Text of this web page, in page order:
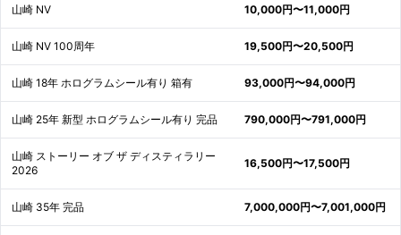
山崎 NV 10,000円〜11,000円
山崎 NV 100周年 19,500円〜20,500円
山崎 18年 ホログラムシール有り 箱有 93,000円〜94,000円
山崎 25年 新型 ホログラムシール有り 完品 790,000円〜791,000円
山崎 ストーリー オブ ザ ディスティラリー
2026
16,500円〜17,500円
山崎 35年 完品 7,000,000円〜7,001,000円